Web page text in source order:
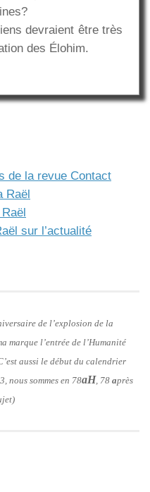
devraient être très
des Élohim.
de la revue Contact
Raël
sur l’actualité
de l’explosion de la
marque l’entrée de l’Humanité
aussi le début du calendrier
nous sommes en 78aH , 78 après